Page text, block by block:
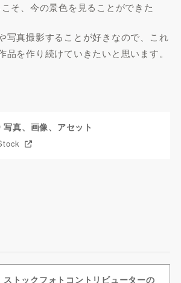
そ、今の景色を見ることができた
写真撮影することが好きなので、これ
品を作り続けていきたいと思います。
真、画像、アセット
ストックフォトコントリビューターの